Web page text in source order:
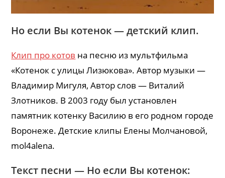
Но если Вы котенок — детский клип.
Клип про котов на песню из мультфильма
«Котенок с улицы Лизюкова». Автор музыки —
Владимир Мигуля, Автор слов — Виталий
Злотников. В 2003 году был установлен
памятник котенку Василию в его родном городе
Воронеже. Детские клипы Елены Молчановой,
mol4alena.
Текст песни — Но если Вы котенок: